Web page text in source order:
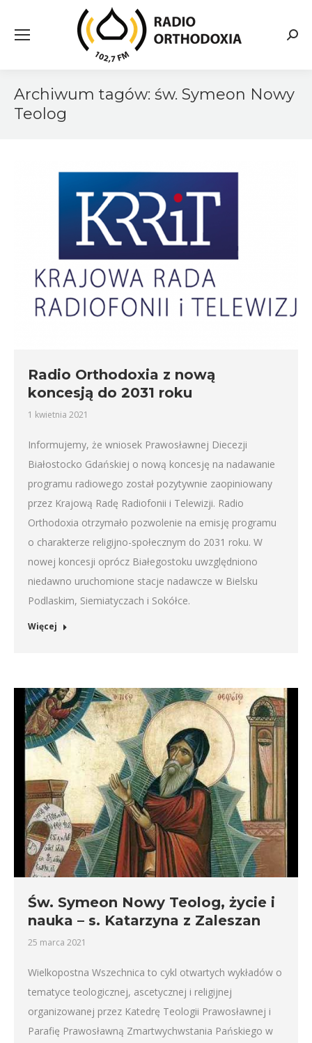
Archiwum tagów: św. Symeon Nowy
Teolog
Radio Orthodoxia z nową
koncesją do 2031 roku
1 kwietnia 2021
Informujemy, że wniosek Prawosławnej Diecezji
Białostocko Gdańskiej o nową koncesję na nadawanie
programu radiowego został pozytywnie zaopiniowany
przez Krajową Radę Radiofonii i Telewizji. Radio
Orthodoxia otrzymało pozwolenie na emisję programu
o charakterze religijno-społecznym do 2031 roku. W
nowej koncesji oprócz Białegostoku uwzględniono
niedawno uruchomione stacje nadawcze w Bielsku
Podlaskim, Siemiatyczach i Sokółce.
Więcej
Św. Symeon Nowy Teolog, życie i
nauka – s. Katarzyna z Zaleszan
25 marca 2021
Wielkopostna Wszechnica to cykl otwartych wykładów o
tematyce teologicznej, ascetycznej i religijnej
organizowanej przez Katedrę Teologii Prawosławnej i
Parafię Prawosławną Zmartwychwstania Pańskiego w